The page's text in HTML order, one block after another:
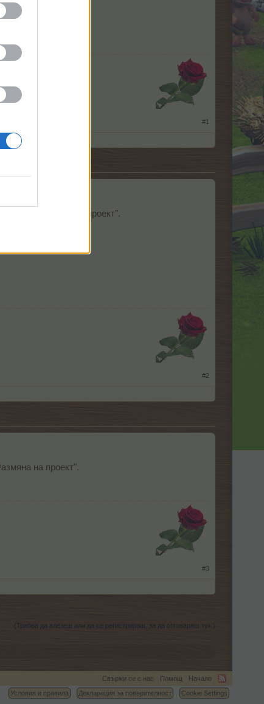
#1
"Размяна на проект".
тази награда.
#2
на проект".
#3
(Трябва да влезеш или да се регистрираш, за да отговаряш тук.)
Свържи се с нас Помощ
Начало
Условия и правила
Декларация за поверителност Cookie Settings